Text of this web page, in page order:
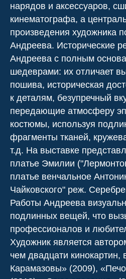
нарядов и аксессуаров,
кинематографа, а
произведения художника
Андреева. Исторические
Андреева с полным
шедеврами: их отличает
пошива, историческая
к деталям, безупречный
передающие атмосферу
костюмы, используя
фрагменты тканей,
т.д. На выставке
платье Эмилии
платье венчальное
Чайковского" реж.
Работы Андреева
подлинных вещей, что
профессионалов и
Художник является
чем двадцати кинокартин,
Карамазовы» (2009),